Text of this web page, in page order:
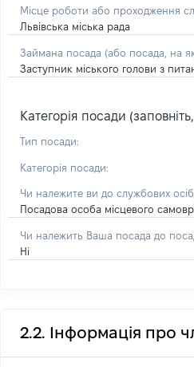
Місце роботи або проходження
Львівська міська рада
Займана посада (або посада, на
Заступник міського голови з
Категорія посади
Тип посади:
Категорія посади:
Чи належите ви до службових
Посадова особа місцевого
Чи належить Ваша посада до
Ні
2.2. Інформація про